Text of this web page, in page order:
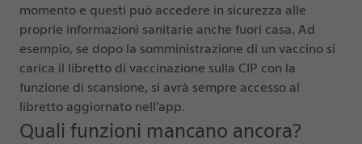
momento e questi può accedere in sicurezza alle
proprie informazioni sanitarie anche fuori casa. Ad
esempio, se dopo la somministrazione di un vaccino si
carica il libretto di vaccinazione sulla CIP con la
funzione di scansione, si avrà sempre accesso al
libretto aggiornato nell’app.
Quali funzioni mancano ancora?